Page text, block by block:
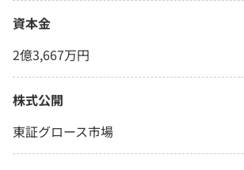
資本金
2億3,667万円
株式公開
東証グロース市場